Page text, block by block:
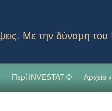
Με την δύναμη
Περί INVESTAT © Αρχείο